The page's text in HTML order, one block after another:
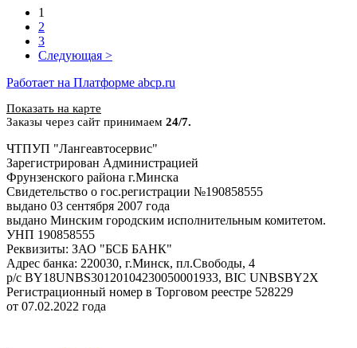
1
2
3
Следующая >
Работает на Платформе abcp.ru
Показать на карте
Заказы через сайт принимаем 24/7.
ЧТПУП "Лангеавтосервис"
Зарегистрирован Администрацией
Фрунзенского района г.Минска
Свидетельство о гос.регистрации №190858555
выдано 03 сентября 2007 года
выдано Минским городским исполнительным комитетом.
УНП 190858555
Реквизиты: ЗАО "БСБ БАНК"
Адрес банка: 220030, г.Минск, пл.Свободы, 4
р/с BY18UNBS30120104230050001933, BIC UNBSBY2X
Регистрационный номер в Торговом реестре 528229
от 07.02.2022 года